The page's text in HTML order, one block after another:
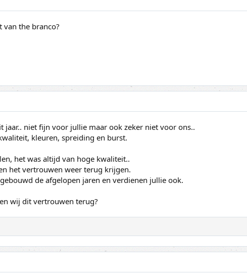
the branco?
jaar.. niet fijn voor jullie maar ook zeker niet voor ons..
kleuren, spreiding en burst.
het was altijd van hoge kwaliteit..
het vertrouwen weer terug krijgen.
de afgelopen jaren en verdienen jullie ook.
wij dit vertrouwen terug?